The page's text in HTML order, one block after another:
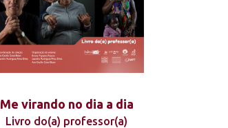
Me virando no dia a dia
Livro do(a) professor(a)